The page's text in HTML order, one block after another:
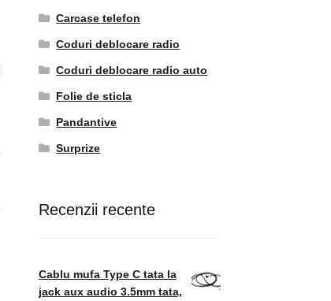
Carcase telefon
Coduri deblocare radio
Coduri deblocare radio auto
Folie de sticla
Pandantive
Surprize
Recenzii recente
Cablu mufa Type C tata la
jack aux audio 3.5mm tata,